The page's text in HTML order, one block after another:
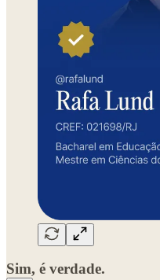
Sim, é verdade.